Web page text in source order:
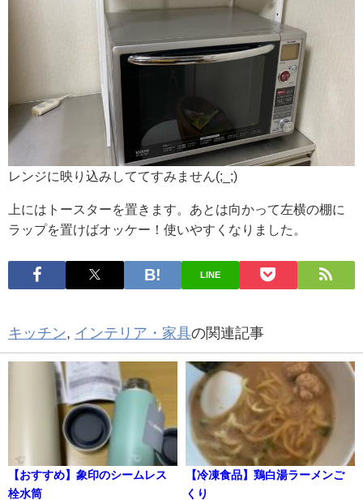
レンジに映り込みしててすみません(;_;)
上にはトースターを置きます。あとは向かって左横の棚に
ラップを置けばオッケー！使いやすくなりました。
LINE
キッチン インテリア・家具の関連記事
【おすすめ】象印のシームレス
栓水筒
【冷凍食品】鶏白湯ラーメンご
くり